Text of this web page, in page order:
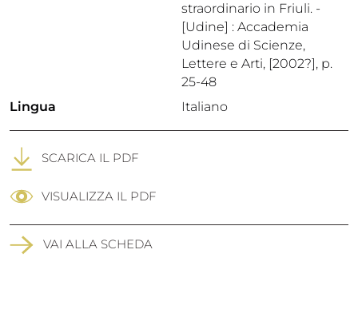
straordinario in Friuli. -
[Udine] : Accademia
Udinese di Scienze,
Lettere e Arti, [2002?], p.
25-48
Lingua
Italiano
SCARICA IL PDF
VISUALIZZA IL PDF
VAI ALLA SCHEDA